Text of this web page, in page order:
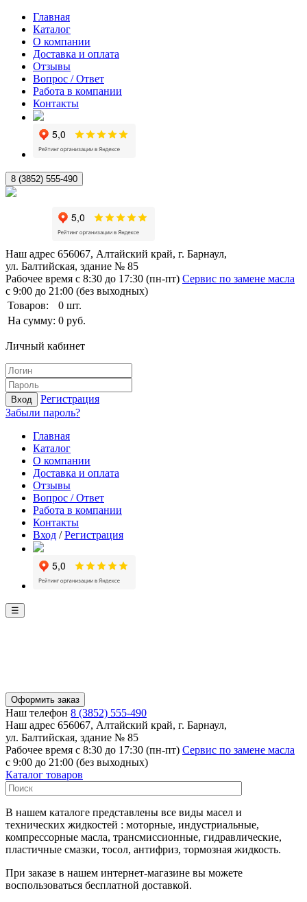
Главная
Каталог
О компании
Доставка и оплата
Отзывы
Вопрос / Ответ
Работа в компании
Контакты
8 (3852) 555-490
Наш адрес 656067, Алтайский край, г. Барнаул,
ул. Балтийская, здание № 85
Рабочее время с 8:30 до 17:30 (пн-пт) Сервис по замене масла
с 9:00 до 21:00 (без выходных)
Товаров:
0 шт.
На сумму: 0 руб.
Личный кабинет
Вход
Регистрация
Забыли пароль?
Главная
Каталог
О компании
Доставка и оплата
Отзывы
Вопрос / Ответ
Работа в компании
Контакты
Вход /Регистрация
☰
Оформить заказ
Наш телефон 8 (3852) 555-490
Наш адрес 656067, Алтайский край, г. Барнаул,
ул. Балтийская, здание № 85
Рабочее время с 8:30 до 17:30 (пн-пт) Сервис по замене масла
с 9:00 до 21:00 (без выходных)
Каталог товаров
В нашем каталоге представлены все виды масел и
технических жидкостей : моторные, индустриальные,
компрессорные масла, трансмиссионные, гидравлические,
пластичные смазки, тосол, антифриз, тормозная жидкость.
При заказе в нашем интернет-магазине вы можете
воспользоваться бесплатной доставкой.